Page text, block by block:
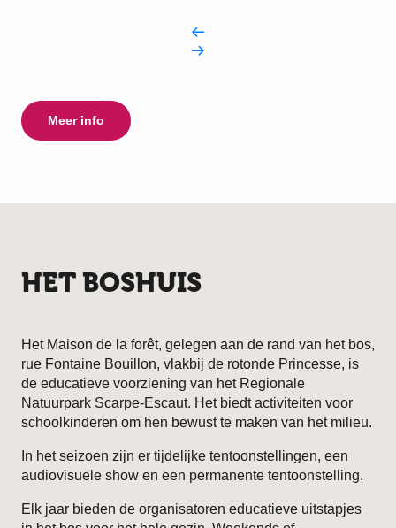
Meer info
HET BOSHUIS
Het Maison de la forêt, gelegen aan de rand van het bos,
rue Fontaine Bouillon, vlakbij de rotonde Princesse, is
de educatieve voorziening van het Regionale
Natuurpark Scarpe-Escaut. Het biedt activiteiten voor
schoolkinderen om hen bewust te maken van het milieu.
In het seizoen zijn er tijdelijke tentoonstellingen, een
audiovisuele show en een permanente tentoonstelling.
Elk jaar bieden de organisatoren educatieve uitstapjes